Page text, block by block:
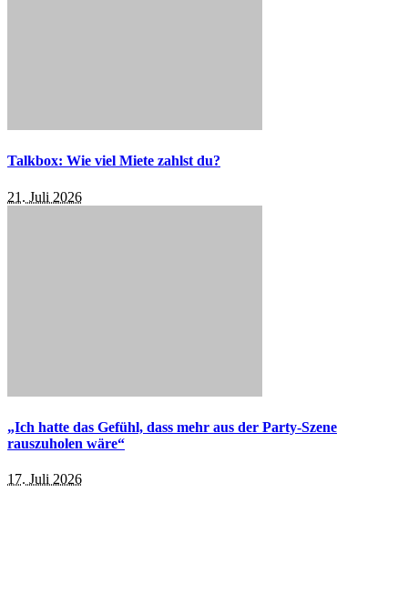
Talkbox: Wie viel Miete zahlst du?
21. Juli 2026
„Ich hatte das Gefühl, dass mehr aus der Party-Szene
rauszuholen wäre“
17. Juli 2026